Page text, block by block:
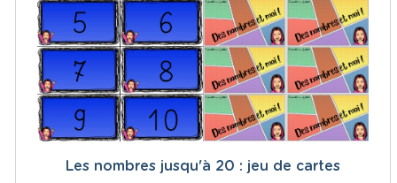
Les nombres jusqu'à 20 : jeu de cartes